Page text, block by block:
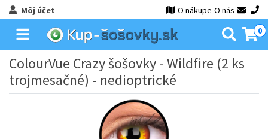
Môj účet O nákupe O nás
0
ColourVue Crazy šošovky - Wildfire (2 ks
trojmesačné) - nedioptrické